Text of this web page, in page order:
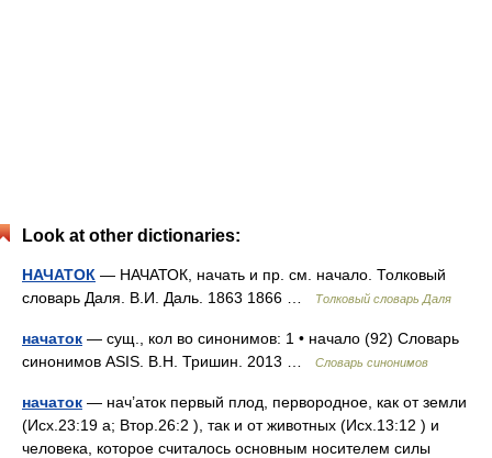
Look at other dictionaries:
НАЧАТОК — НАЧАТОК, начать и пр. см. начало. Толковый
словарь Даля. В.И. Даль. 1863 1866 …
Толковый словарь Даля
начаток — сущ., кол во синонимов: 1 • начало (92) Словарь
синонимов ASIS. В.Н. Тришин. 2013 …
Словарь синонимов
начаток — нач’аток первый плод, первородное, как от земли
(Исх.23:19 а; Втор.26:2 ), так и от животных (Исх.13:12 ) и
человека, которое считалось основным носителем силы